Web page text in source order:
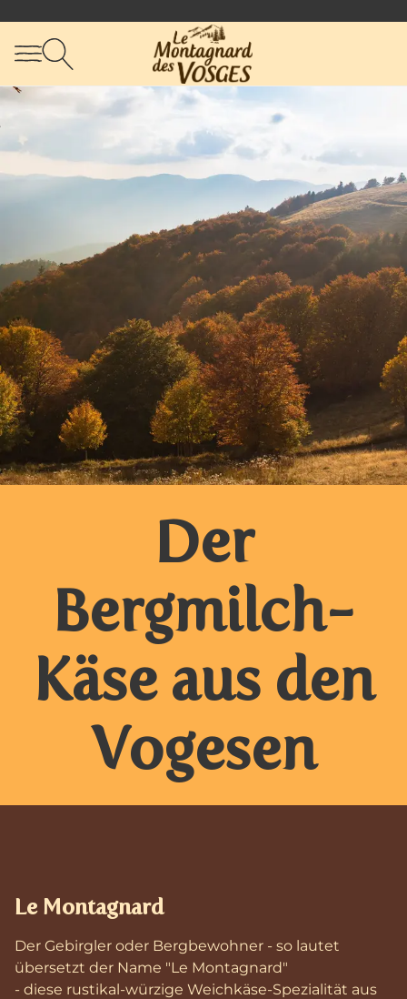
Der
Bergmilch-
Käse aus den
Vogesen
Le Montagnard
Der Gebirgler oder Bergbewohner - so lautet
übersetzt der Name "Le Montagnard"
- diese rustikal-würzige Weichkäse-Spezialität aus